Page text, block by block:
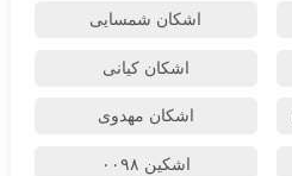
اشکان شمسایی
اشکان کیانی
اشکان مهدوی
اشکین ۰۰۹۸